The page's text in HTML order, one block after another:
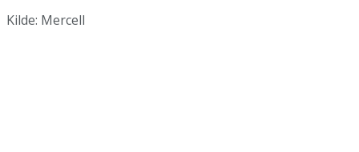
Kilde: Mercell